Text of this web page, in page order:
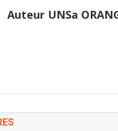
Auteur UNSa